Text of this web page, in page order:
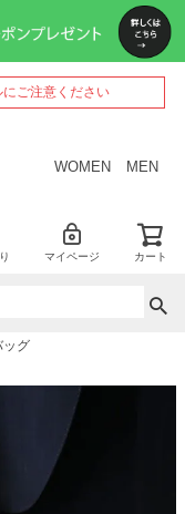
ご注意ください
WOMEN MEN
マイページ カート
ッグ
ペー
ジト
ップ
へ